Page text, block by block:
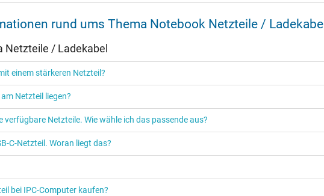
Singapore Safety Mark
TÜV Argentina Certificado
TÜV Geprüfte Sicherheit
Notebook / Laptop
rund ums Thema Notebook Netzteile / Ladekabel
Netzteile / Ladekabel
einem stärkeren Netzteil?
Netzteil liegen?
Netzteile. Wie wähle ich das passende aus?
C-Netzteil. Woran liegt das?
bei IPC‑Computer kaufen?